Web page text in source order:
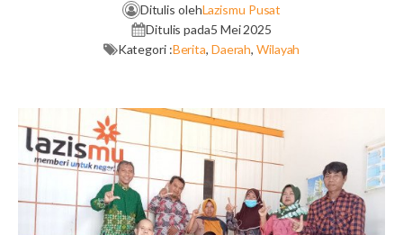
Ditulis olehLazismu Pusat
Ditulis pada5 Mei 2025
Kategori :Berita, Daerah,Wilayah